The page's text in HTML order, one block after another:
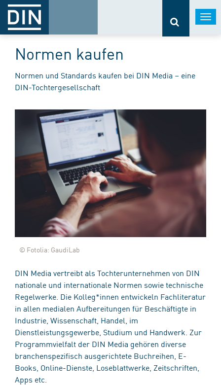
Normen kaufen
Normen und Standards kaufen bei DIN Media – eine
DIN-Tochtergesellschaft
© Fotolia: GaudiLab
DIN Media vertreibt als Tochterunternehmen von DIN
nationale und internationale Normen sowie technische
Regelwerke. Die Kolleg*innen entwickeln Fachliteratur
in allen medialen Aufbereitungen für Beschäftigte in
Industrie, Wissenschaft, Handel, im
Dienstleistungsgewerbe, Studium und Handwerk. Zur
Programmvielfalt der DIN Media gehören diverse
branchenspezifisch ausgerichtete Buchreihen, E-
Books, Online-Dienste, Loseblattwerke, Zeitschriften,
Apps etc.